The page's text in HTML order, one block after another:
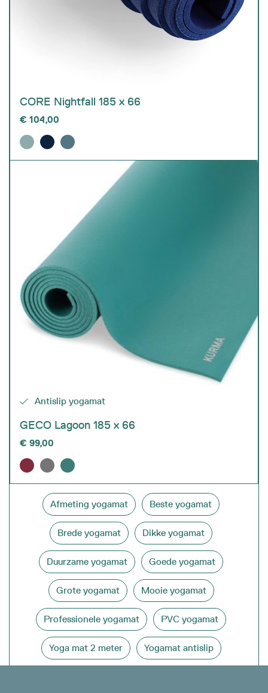
CORE Nightfall 185 x 66
€ 104,00
Antislip yogamat
GECO Lagoon 185 x 66
€ 99,00
Afmeting yogamat Beste yogamat
Brede yogamat Dikke yogamat
Duurzame yogamat Goede yogamat
Grote yogamat Mooie yogamat
Professionele yogamat PVC yogamat
Yoga mat 2 meter Yogamat antislip